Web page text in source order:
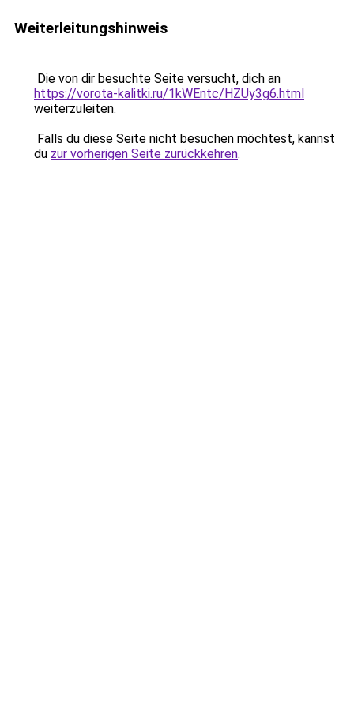
Weiterleitungshinweis
Die von dir besuchte Seite versucht, dich an
https://vorota-kalitki.ru/1kWEntc/HZUy3g6.html
weiterzuleiten.
Falls du diese Seite nicht besuchen möchtest, kannst
du zur vorherigen Seite zurückkehren.